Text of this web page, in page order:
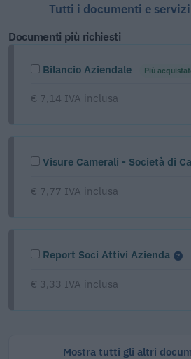
Tutti i documenti e
Documenti più richiesti
Bilancio Aziendale Più
€ 7,14 IVA inclusa
Visure Camerali - Società di
€ 7,77 IVA inclusa
Report Soci Attivi Azienda
€ 3,33 IVA inclusa
Mostra tutti gli altri